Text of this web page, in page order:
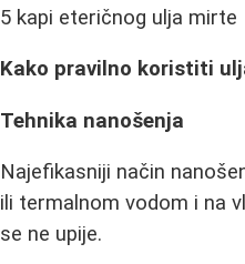
5 kapi eteričnog ulja mirte
Kako pravilno koristiti
Tehnika nanošenja
Najefikasniji način
ili termalnom vodom i na
se ne upije.